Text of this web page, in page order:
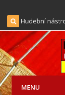
Hudební
MENU